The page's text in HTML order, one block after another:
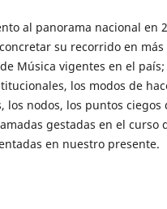
al panorama nacional en
su recorrido en
Música vigentes en el
los modos de
los nodos, los puntos
gestadas en el curso
en nuestro presente.